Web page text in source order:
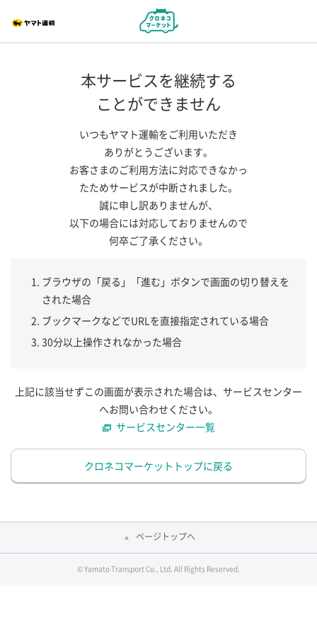
本サービスを継続する
ことができません
いつもヤマト運輸をご利用いただき
ありがとうございます。
お客さまのご利用方法に対応できなかっ
たためサービスが中断されました。
誠に申し訳ありませんが、
以下の場合には対応しておりませんので
何卒ご了承ください。
ブラウザの「戻る」「進む」ボタンで画面の切り替えを
された場合
ブックマークなどでURLを直接指定されている場合
30分以上操作されなかった場合
上記に該当せずこの画面が表示された場合は、サービスセンター
へお問い合わせください。
サービスセンター一覧
クロネコマーケットトップに戻る
ページトップへ
© Yamato Transport Co., Ltd. All Rights Reserved.